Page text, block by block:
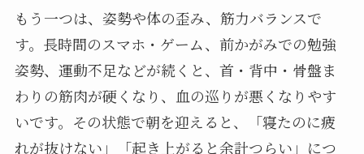
もう一つは、姿勢や体の歪み、筋力バランスで
す。長時間のスマホ・ゲーム、前かがみでの勉強
姿勢、運動不足などが続くと、首・背中・骨盤ま
わりの筋肉が硬くなり、血の巡りが悪くなりやす
いです。その状態で朝を迎えると、「寝たのに疲
れが抜けない」「起き上がると余計つらい」につ